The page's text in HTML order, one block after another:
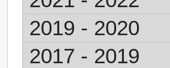
2019 - 2020
2017 - 2019